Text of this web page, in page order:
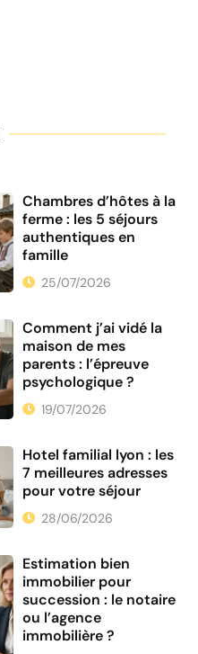
Chambres d’hôtes à la
ferme : les 5 séjours
authentiques en
famille
25/07/2026
Comment j’ai vidé la
maison de mes
parents : l’épreuve
psychologique ?
19/07/2026
Hotel familial lyon : les
7 meilleures adresses
pour votre séjour
28/06/2026
Estimation bien
immobilier pour
succession : le notaire
ou l’agence
immobilière ?